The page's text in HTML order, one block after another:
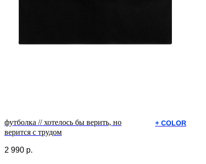
футболка // хотелось бы верить, но
верится с трудом
+ СOLOR
2 990 р.